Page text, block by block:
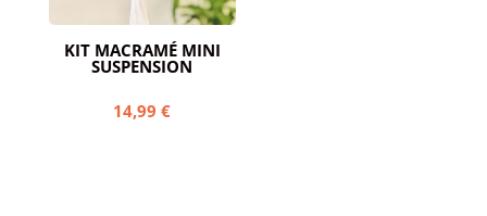
KIT MACRAMÉ MINI
SUSPENSION
14,99€